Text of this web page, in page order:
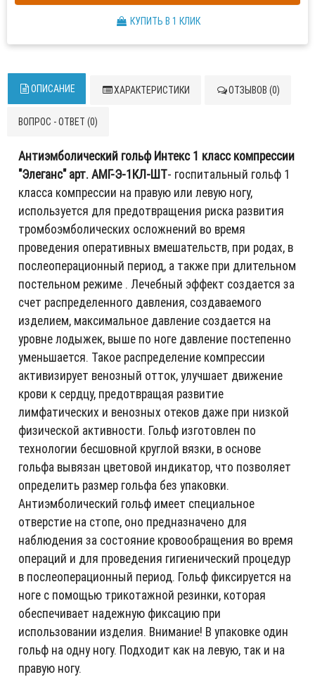
КУПИТЬ В 1 КЛИК
ОПИСАНИЕ ХАРАКТЕРИСТИКИ ОТЗЫВОВ (0)
ВОПРОС - ОТВЕТ (0)
Антиэмболический гольф Интекс 1 класс компрессии
"Элеганс" арт. АМГ-Э-1КЛ-ШТ- госпитальный гольф 1
класса компрессии на правую или левую ногу,
используется для предотвращения риска развития
тромбоэмболических осложнений во время
проведения оперативных вмешательств, при родах, в
послеоперационный период, а также при длительном
постельном режиме . Лечебный эффект создается за
счет распределенного давления, создаваемого
изделием, максимальное давление создается на
уровне лодыжек, выше по ноге давление постепенно
уменьшается. Такое распределение компрессии
активизирует венозный отток, улучшает движение
крови к сердцу, предотвращая развитие
лимфатических и венозных отеков даже при низкой
физической активности. Гольф изготовлен по
технологии бесшовной круглой вязки, в основе
гольфа вывязан цветовой индикатор, что позволяет
определить размер гольфа без упаковки.
Антиэмболический гольф имеет специальное
отверстие на стопе, оно предназначено для
наблюдения за состояние кровообращения во время
операций и для проведения гигиенический процедур
в послеоперационный период. Гольф фиксируется на
ноге с помощью трикотажной резинки, которая
обеспечивает надежную фиксацию при
использовании изделия. Внимание! В упаковке один
гольф на одну ногу. Подходит как на левую, так и на
правую ногу.